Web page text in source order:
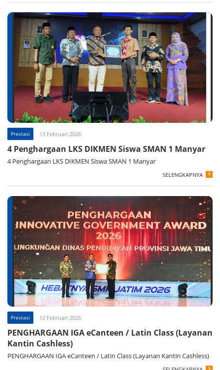
Prestasi 13 Februari 2026
4 Penghargaan LKS DIKMEN Siswa SMAN 1 Manyar
4 Penghargaan LKS DIKMEN Siswa SMAN 1 Manyar
SELENGKAPNYA
Prestasi 12 Februari 2026
PENGHARGAAN IGA eCanteen / Latin Class (Layanan
Kantin Cashless)
PENGHARGAAN IGA eCanteen / Latin Class (Layanan Kantin Cashless)